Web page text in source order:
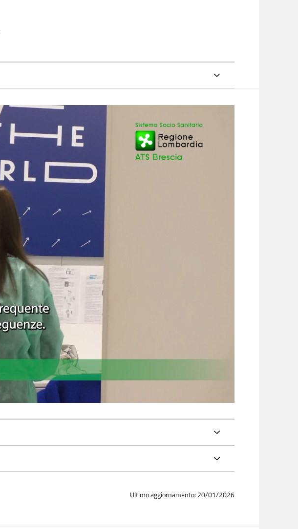
Ultimo aggiornamento: 20/01/2026